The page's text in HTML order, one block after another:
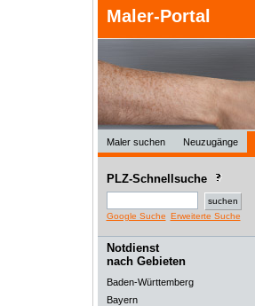
Maler-Portal
Maler suchen Neuzugänge
PLZ-Schnellsuche
Google Suche Erweiterte Suche
Notdienst
nach Gebieten
Baden-Württemberg
Bayern